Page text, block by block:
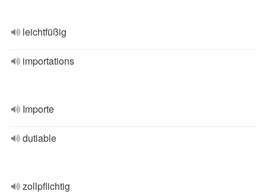
leichtfüßig
importations
Importe
dutiable
zollpflichtig